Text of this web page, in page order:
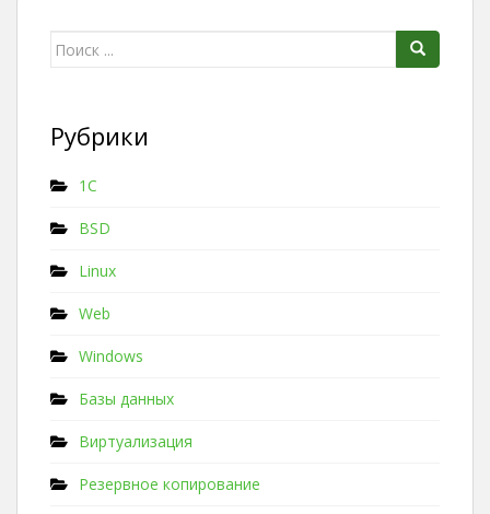
Поиск для:
Рубрики
1C
BSD
Linux
Web
Windows
Базы данных
Виртуализация
Резервное копирование